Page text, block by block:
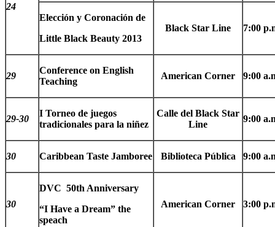
24
Elección y Coronación de
Little Black Beauty 2013
Black Star Line 7:00
29
Conference on English
Teaching
American Corner 9:00
29-30
I Torneo de juegos
tradicionales para la niñez
Calle del Black Star
Line
9:00
30 Caribbean Taste Jamboree Biblioteca Pública 9:00
30
DVC 50th Anniversary
“I Have a Dream” the
speach
American Corner 3:00